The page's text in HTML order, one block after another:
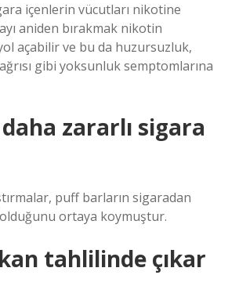
içenlerin vücutları nikotine
aniden bırakmak nikotin
açabilir ve bu da huzursuzluk,
gibi yoksunluk semptomlarına
zararlı sigara
puff barların sigaradan
ortaya koymuştur.
tahlilinde çıkar